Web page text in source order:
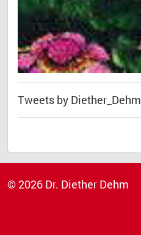
Tweets by Diether_Dehm
© 2026 Dr. Diether Dehm